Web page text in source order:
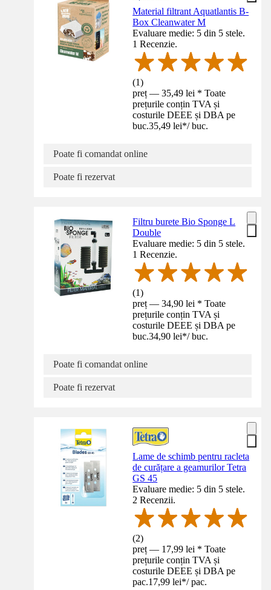
Material filtrant Aquatlantis B-
Box Cleanwater M
Evaluare medie: 5 din 5 stele.
1 Recenzie.
(1)
preț — 35,49 lei * Toate
prețurile conțin TVA și
costurile DEEE și DBA pe
buc.35,49 lei*/ buc.
Poate fi comandat online
Poate fi rezervat
Filtru burete Bio Sponge L
Double
Evaluare medie: 5 din 5 stele.
1 Recenzie.
(1)
preț — 34,90 lei * Toate
prețurile conțin TVA și
costurile DEEE și DBA pe
buc.34,90 lei*/ buc.
Poate fi comandat online
Poate fi rezervat
Lame de schimb pentru racleta
de curățare a geamurilor Tetra
GS 45
Evaluare medie: 5 din 5 stele.
2 Recenzii.
(2)
preț — 17,99 lei * Toate
prețurile conțin TVA și
costurile DEEE și DBA pe
pac.17,99 lei*/ pac.